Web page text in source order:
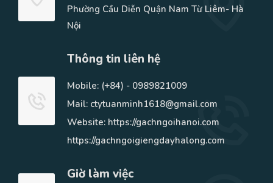
Phường Cầu Diễn Quận Nam Từ Liêm- Hà
Nội
Thông tin liên hệ
Mobile: (+84) - 0989821009
Mail: ctytuanminh1618@gmail.com
Website: https://gachngoihanoi.com
https://gachngoigiengdayhalong.com
Giờ làm việc